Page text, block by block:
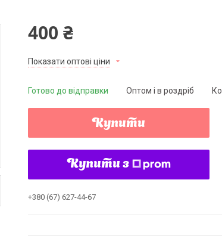
400 ₴
Показати оптові ціни
Готово до відправки Оптом і в роздріб
Купити
Купити з
+380 (67) 627-44-67